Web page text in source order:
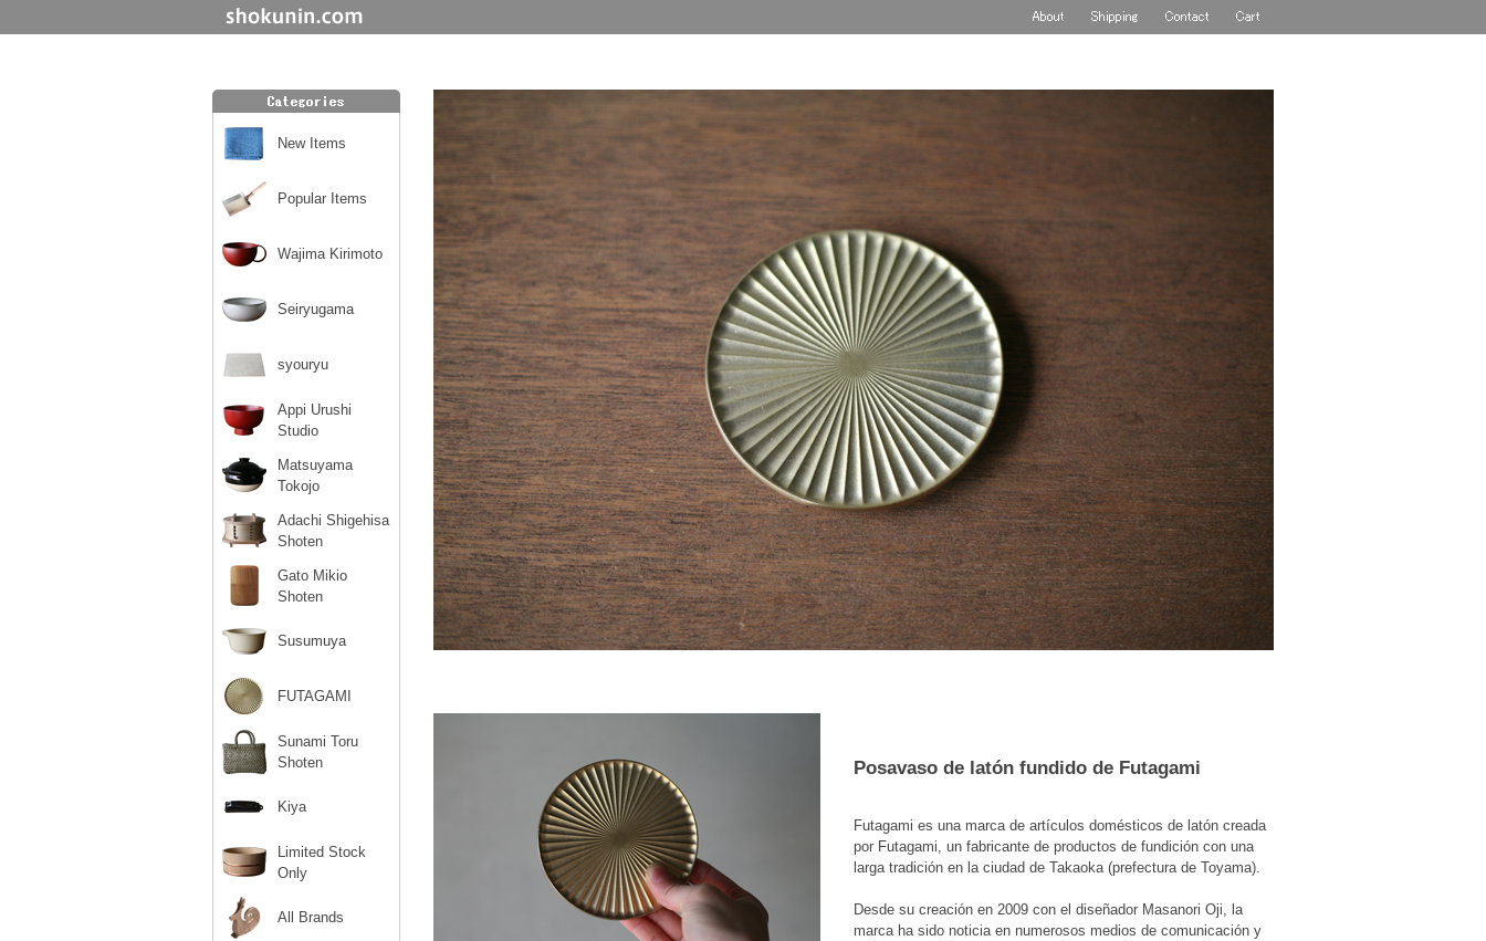
New Items
Popular Items
Wajima Kirimoto
Seiryugama
syouryu
Appi Urushi
Studio
Matsuyama
Tokojo
Adachi Shigehisa
Shoten
Gato Mikio
Shoten
Susumuya
FUTAGAMI
Sunami Toru
Shoten
Kiya
Limited Stock
Only
All Brands
Posavaso de latón fundido de Futagami
Futagami es una marca de artículos domésticos de latón creada
por Futagami, un fabricante de productos de fundición con una
larga tradición en la ciudad de Takaoka (prefectura de Toyama).
Desde su creación en 2009 con el diseñador Masanori Oji, la
marca ha sido noticia en numerosos medios de comunicación y